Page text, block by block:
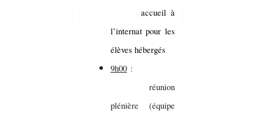
accueil à
l’internat pour les
élèves hébergés
9h00 :
réunion
plénière (équipe
ENVOYER LE MESSAGE
Lycée professionnel Jean Monnet, 9 rue des Ursulines,